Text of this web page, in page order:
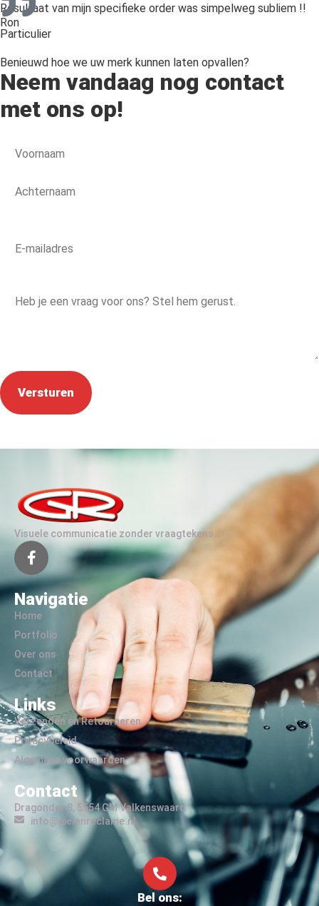
Resultaat van mijn specifieke order was simpelweg subliem !!
Ron
Particulier
Benieuwd hoe we uw merk kunnen laten opvallen?
Neem vandaag nog contact
met ons op!
mailadres
Visuele communicatie zonder vraagtekens…
Navigatie
Home
Portfolio
Over ons
Contact
Links
Verzenden en Retourneren
Privacybeleid
Algemene voorwaarden
Contact
Dragonder 8, 5554 GM Valkenswaard
info@gielenreclame.nl
Bel ons: